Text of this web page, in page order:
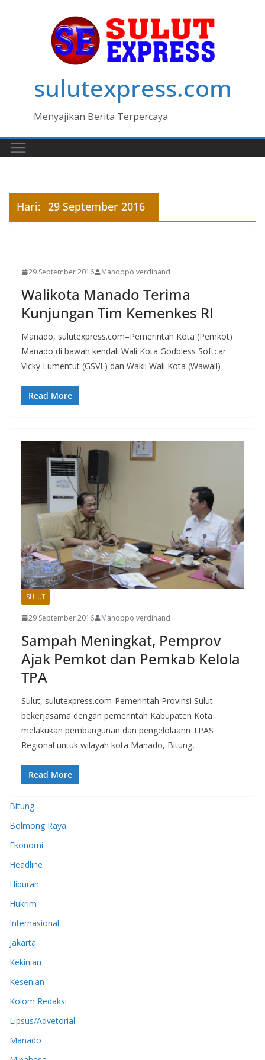
sulutexpress.com
Menyajikan Berita Terpercaya
Hari: 29 September 2016
29 September 2016 Manoppo verdinand
Walikota Manado Terima
Kunjungan Tim Kemenkes RI
Manado, sulutexpress.com–Pemerintah Kota (Pemkot)
Manado di bawah kendali Wali Kota Godbless Softcar
Vicky Lumentut (GSVL) dan Wakil Wali Kota (Wawali)
Read More
SULUT
29 September 2016 Manoppo verdinand
Sampah Meningkat, Pemprov
Ajak Pemkot dan Pemkab Kelola
TPA
Sulut, sulutexpress.com-Pemerintah Provinsi Sulut
bekerjasama dengan pemerintah Kabupaten Kota
melakukan pembangunan dan pengelolaann TPAS
Regional untuk wilayah kota Manado, Bitung,
Read More
Bitung
Bolmong Raya
Ekonomi
Headline
Hiburan
Hukrim
Internasional
Jakarta
Kekinian
Kesenian
Kolom Redaksi
Lipsus/Advetorial
Manado